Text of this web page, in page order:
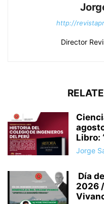
http://
Director
Libro:
Jorge
Día
2026